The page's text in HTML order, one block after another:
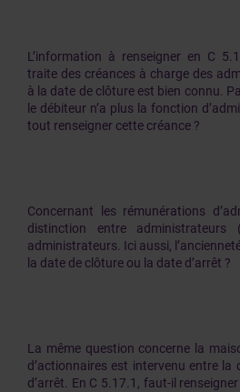
L’information à renseigner en C
traite des créances à charge des
à la date de clôture est bien connu.
le débiteur n’a plus la fonction
tout renseigner cette créance ?
Concernant les rémunérations
distinction entre
administrateurs. Ici aussi,
la date de clôture ou la date d’arrêt ?
La même question concerne la
d’actionnaires est intervenu entre
d’arrêt. En C 5.17.1, faut-il